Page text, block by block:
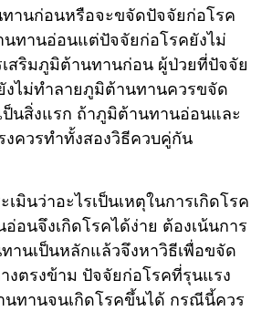
ทานก่อนหรือจะขจัดปัจจัยก่อโรค
ทานอ่อนแต่ปัจจัยก่อโรคยังไม่
สริมภูมิต้านทานก่อน ผู้ป่วยที่ปัจจัย
งไม่ทำลายภูมิต้านทานควรขจัด
ป็นสิ่งแรก ถ้าภูมิต้านทานอ่อนและ
ควรทำทั้งสองวิธีควบคู่กัน
มินว่าอะไรเป็นเหตุในการเกิดโรค
นจึงเกิดโรคได้ง่าย ต้องเน้นการ
านเป็นหลักแล้วจึงหาวิธีเพื่อขจัด
งตรงข้าม ปัจจัยก่อโรคที่รุนแรง
นทานจนเกิดโรคขึ้นได้ กรณีนี้ควร